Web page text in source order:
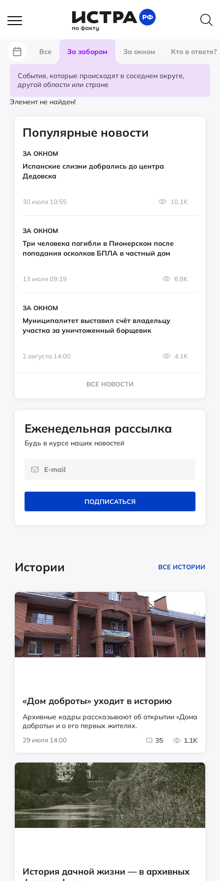
Все За забором За окном Кто в ответе?
События, которые происходят в соседнем округе,
другой области или стране
Элемент не найден!
Популярные новости
ЗА ОКНОМ
Испанские слизни добрались до центра
Дедовска
30 июля 10:55 10.1K
ЗА ОКНОМ
Три человека погибли в Пионерском после
попадания осколков БПЛА в частный дом
13 июля 09:19 6.8K
ЗА ОКНОМ
Муниципалитет выставил счёт владельцу
участка за уничтоженный борщевик
2 августа 14:00 4.1K
ВСЕ НОВОСТИ
Еженедельная рассылка
Будь в курсе наших новостей
ПОДПИСАТЬСЯ
Истории ВСЕ ИСТОРИИ
«Дом доброты» уходит в историю
Архивные кадры рассказывают об открытии «Дома
доброты» и о его первых жителях.
29 июля 14:00 35 1.1K
История дачной жизни — в архивных